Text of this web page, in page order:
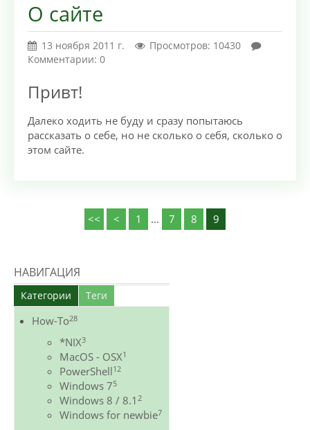
О сайте
13 ноября 2011 г.
Просмотров: 10430
Комментарии: 0
Привт!
Далеко ходить не буду и сразу попытаюсь
рассказать о себе, но не сколько о себя, сколько о
этом сайте.
<< < 1 ... 7 8 9
НАВИГАЦИЯ
Категории Теги
How-To28
*NIX3
MacOS - OSX1
PowerShell12
Windows 75
Windows 8 / 8.1 2
Windows for newbie7